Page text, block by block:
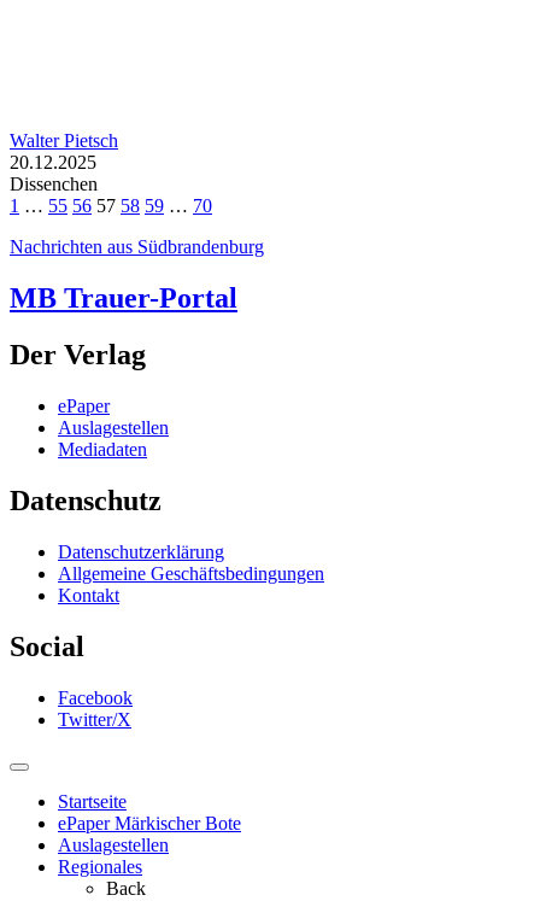
Walter Pietsch
20.12.2025
Dissenchen
1 … 55 56 57 58 59 … 70
Nachrichten aus Südbrandenburg
MB Trauer-Portal
Der Verlag
ePaper
Auslagestellen
Mediadaten
Datenschutz
Datenschutzerklärung
Allgemeine Geschäftsbedingungen
Kontakt
Social
Facebook
Twitter/X
Startseite
ePaper Märkischer Bote
Auslagestellen
Regionales
Back